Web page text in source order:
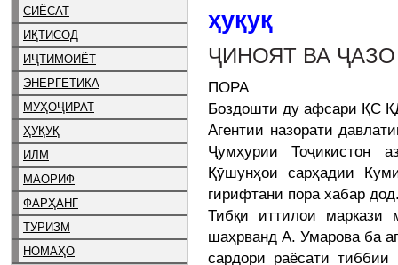
СИЁСАТ
ИҚТИСОД
ИҶТИМОИЁТ
ЭНЕРГЕТИКА
МУҲОҶИРАТ
ҲУҚУҚ
ИЛМ
МАОРИФ
ФАРҲАНГ
ТУРИЗМ
НОМАҲО
ҳуқуқ
ҶИНОЯТ ВА ҶАЗО
ПОРА
Боздошти ду афсари ҚС
Агентии назорати
Ҷумҳурии Тоҷикистон
Қӯшунҳои сарҳадии
гирифтани пора хабар
Тибқи иттилои маркази
шаҳрванд А. Умарова ба
сардори раёсати тиббии